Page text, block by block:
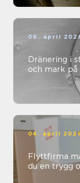
06. april
Dränering i
och mark
04. april
Flyttfirma
du en trygg